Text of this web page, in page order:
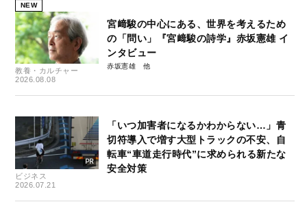
NEW
教養・カルチャー
2026.08.08
宮﨑駿の中心にある、世界を考えるため
の「問い」『宮﨑駿の詩学』赤坂憲雄 イ
ンタビュー
赤坂憲雄
ビジネス
2026.07.21
「いつ加害者になるかわからない…」青
切符導入で増す大型トラックの不安、自
転車“車道走行時代”に求められる新たな
安全対策